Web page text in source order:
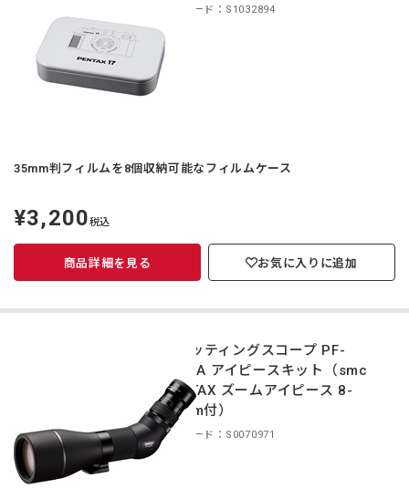
商品コード：S1032894
35mm判フィルムを8個収納可能なフィルムケース
定
価
¥3,200税込
商品詳細を見る お気に入りに追加
スポッティングスコープ PF-
85EDA アイピースキット（smc
PENTAX ズームアイピース 8-
24mm付）
商品コード：S0070971